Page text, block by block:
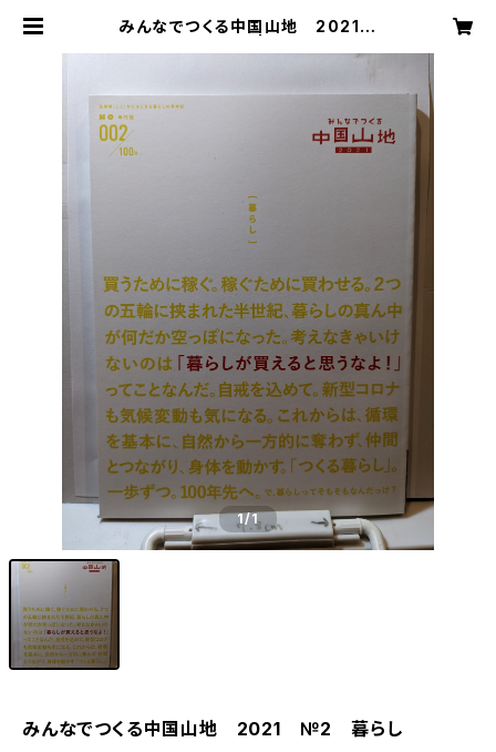
みんなでつくる中国山地 2021
1/1
みんなでつくる中国山地 2021 №2 暮らし